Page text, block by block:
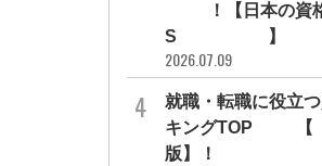
10！【日本の資
S 2026】
2026.07.09
就職・転職に役立
キングTOP30
版】！